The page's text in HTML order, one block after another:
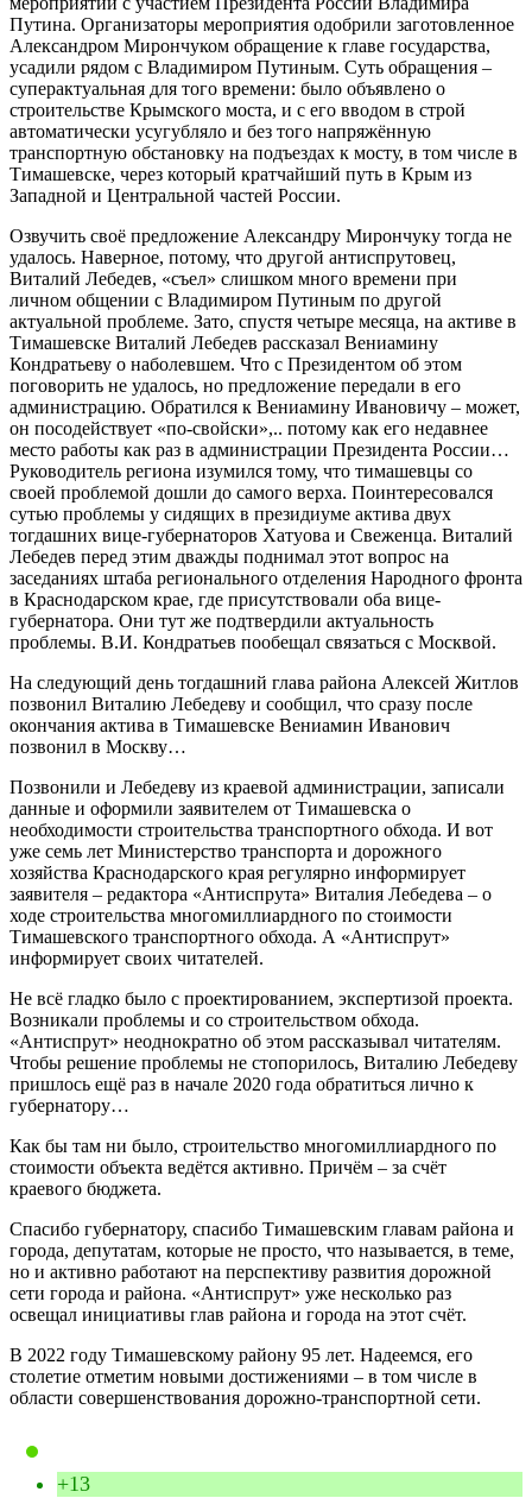
Путина. Организаторы мероприятия одобрили заготовленное
Александром Мирончуком обращение к главе государства,
усадили рядом с Владимиром Путиным. Суть обращения –
суперактуальная для того времени: было объявлено о
строительстве Крымского моста, и с его вводом в строй
автоматически усугубляло и без того напряжённую
транспортную обстановку на подъездах к мосту, в том числе в
Тимашевске, через который кратчайший путь в Крым из
Западной и Центральной частей России.
Озвучить своё предложение Александру Мирончуку тогда не
удалось. Наверное, потому, что другой антиспрутовец,
Виталий Лебедев, «съел» слишком много времени при
личном общении с Владимиром Путиным по другой
актуальной проблеме. Зато, спустя четыре месяца, на активе в
Тимашевске Виталий Лебедев рассказал Вениамину
Кондратьеву о наболевшем. Что с Президентом об этом
поговорить не удалось, но предложение передали в его
администрацию. Обратился к Вениамину Ивановичу – может,
он посодействует «по-свойски»,.. потому как его недавнее
место работы как раз в администрации Президента России…
Руководитель региона изумился тому, что тимашевцы со
своей проблемой дошли до самого верха. Поинтересовался
сутью проблемы у сидящих в президиуме актива двух
тогдашних вице-губернаторов Хатуова и Свеженца. Виталий
Лебедев перед этим дважды поднимал этот вопрос на
заседаниях штаба регионального отделения Народного фронта
в Краснодарском крае, где присутствовали оба вице-
губернатора. Они тут же подтвердили актуальность
проблемы. В.И. Кондратьев пообещал связаться с Москвой.
На следующий день тогдашний глава района Алексей Житлов
позвонил Виталию Лебедеву и сообщил, что сразу после
окончания актива в Тимашевске Вениамин Иванович
позвонил в Москву…
Позвонили и Лебедеву из краевой администрации, записали
данные и оформили заявителем от Тимашевска о
необходимости строительства транспортного обхода. И вот
уже семь лет Министерство транспорта и дорожного
хозяйства Краснодарского края регулярно информирует
заявителя – редактора «Антиспрута» Виталия Лебедева – о
ходе строительства многомиллиардного по стоимости
Тимашевского транспортного обхода. А «Антиспрут»
информирует своих читателей.
Не всё гладко было с проектированием, экспертизой проекта.
Возникали проблемы и со строительством обхода.
«Антиспрут» неоднократно об этом рассказывал читателям.
Чтобы решение проблемы не стопорилось, Виталию Лебедеву
пришлось ещё раз в начале 2020 года обратиться лично к
губернатору…
Как бы там ни было, строительство многомиллиардного по
стоимости объекта ведётся активно. Причём – за счёт
краевого бюджета.
Спасибо губернатору, спасибо Тимашевским главам района и
города, депутатам, которые не просто, что называется, в теме,
но и активно работают на перспективу развития дорожной
сети города и района. «Антиспрут» уже несколько раз
освещал инициативы глав района и города на этот счёт.
В 2022 году Тимашевскому району 95 лет. Надеемся, его
столетие отметим новыми достижениями – в том числе в
области совершенствования дорожно-транспортной сети.
+13